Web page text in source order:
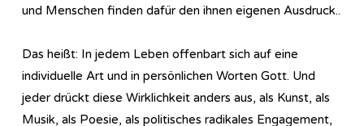
und Menschen finden dafür den ihnen eigenen Ausdruck..
Das heißt: In jedem Leben offenbart sich auf eine
individuelle Art und in persönlichen Worten Gott. Und
jeder drückt diese Wirklichkeit anders aus, als Kunst, als
Musik, als Poesie, als politisches radikales Engagement,